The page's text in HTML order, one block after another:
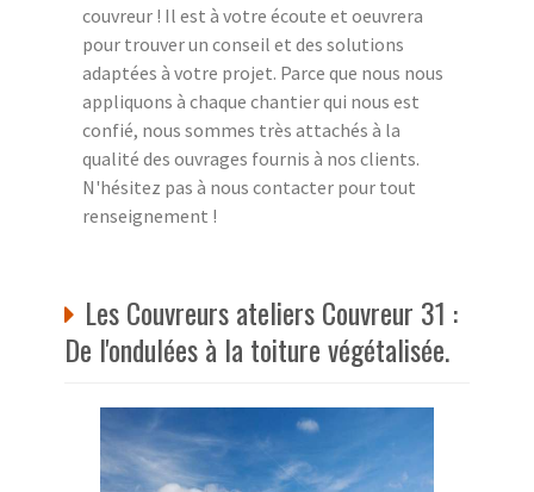
couvreur ! Il est à votre écoute et oeuvrera
pour trouver un conseil et des solutions
adaptées à votre projet. Parce que nous nous
appliquons à chaque chantier qui nous est
confié, nous sommes très attachés à la
qualité des ouvrages fournis à nos clients.
N'hésitez pas à nous contacter pour tout
renseignement !
Les Couvreurs ateliers Couvreur 31 :
De l'ondulées à la toiture végétalisée.